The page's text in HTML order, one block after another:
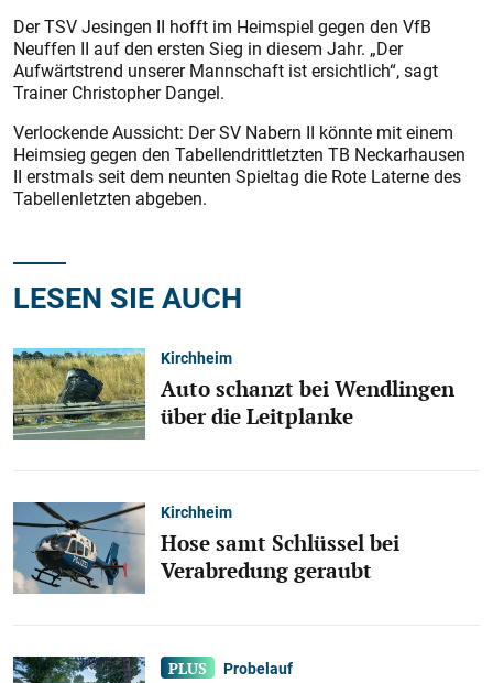
Der TSV Jesingen II hofft im Heimspiel gegen den VfB
Neuffen II auf den ersten Sieg in diesem Jahr. „Der
Aufwärtstrend unserer Mannschaft ist ersichtlich“, sagt
Trainer Christopher Dangel.
Verlockende Aussicht: Der SV Nabern II könnte mit einem
Heimsieg gegen den Tabellendrittletzten TB Neckarhausen
II erstmals seit dem neunten Spieltag die Rote Laterne des
Tabellenletzten abgeben.
LESEN SIE AUCH
Kirchheim
Auto schanzt bei Wendlingen
über die Leitplanke
Kirchheim
Hose samt Schlüssel bei
Verabredung geraubt
Probelauf